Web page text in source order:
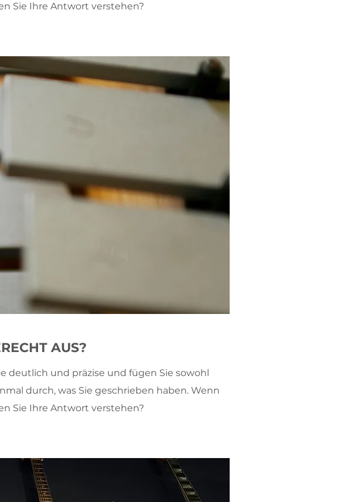
Sie Ihre Antwort verstehen?
AUS?
deutlich und präzise und fügen Sie sowohl
durch, was Sie geschrieben haben. Wenn
Sie Ihre Antwort verstehen?